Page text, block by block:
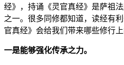
经》，持诵《灵官真经》是萨祖
之一。很多同修都知道，读经有
官真经》会给我们带来哪些修行上
一是能够强化传承之力。